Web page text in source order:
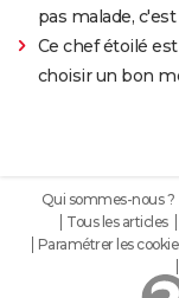
pas malade,
Ce chef étoilé
choisir un bon
Qui sommes-nous ?
Tous les articles
Paramétrer les